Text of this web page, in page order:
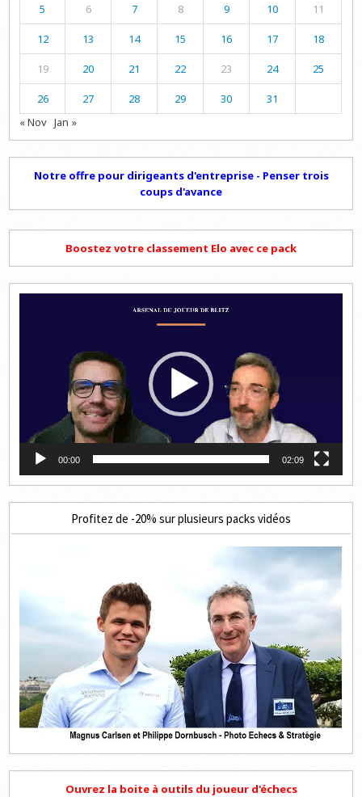
5 6 7 8 9 10 11
12 13 14 15 16 17 18
19 20 21 22 23 24 25
26 27 28 29 30
31
« Nov Jan »
Notre offre pour dirigeants d'entreprise - Penser trois
coups d'avance
Boostez votre classement Elo avec ce pack
00:00 02:09
Profitez de -20% sur plusieurs packs vidéos
Ouvrez la boite à outils du joueur d'échecs